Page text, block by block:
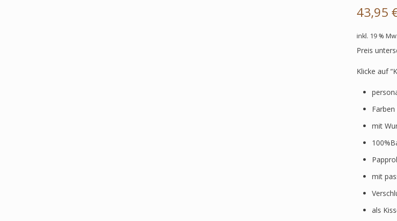
43,95
inkl. 19 %
Preis
Klicke auf
mit
mit
als